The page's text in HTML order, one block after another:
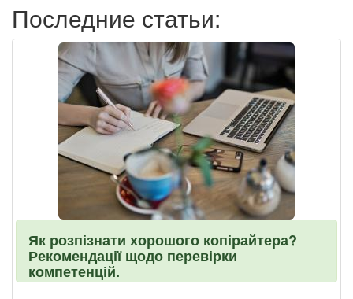
Последние статьи:
Як розпізнати хорошого копірайтера?
Рекомендації щодо перевірки
компетенцій.